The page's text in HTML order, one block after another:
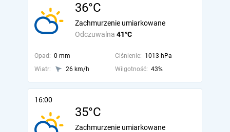
36°C
Odczuwalna 41°C
Zachmurzenie umiarkowane
Opad: 0 mm Ciśnienie: 1013 hPa
Wiatr:
26 km/h Wilgotność: 43%
16:00
35°C
Zachmurzenie umiarkowane